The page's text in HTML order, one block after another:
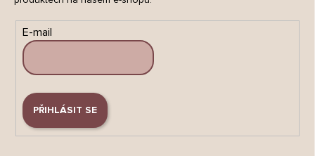
E-mail
PŘIHLÁSIT SE